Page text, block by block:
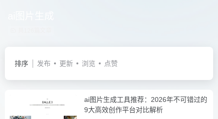
排序 发布 更新 浏览 点赞
ai图片生成工具推荐：2026年不可错过的
9大高效创作平台对比解析